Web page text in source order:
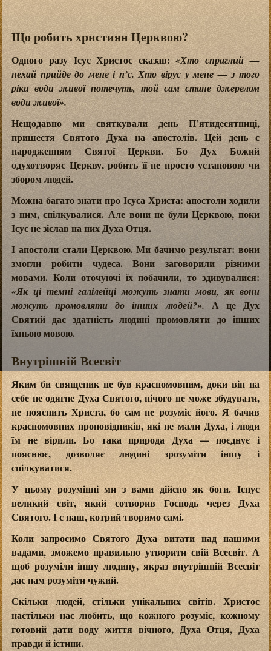
Що робить християн Церквою?
Одного разу Ісус Христос сказав:«Хто спраглий —
нехай прийде до мене і п’є. Хто вірує у мене — з того
ріки води живої потечуть, той сам стане джерелом
води живої».
Нещодавно ми святкували день П’ятидесятниці,
пришестя Святого Духа на апостолів. Цей день є
народженням Святої Церкви. Бо Дух Божий
одухотворяє Церкву, робить її не просто установою чи
збором людей.
Можна багато знати про Ісуса Христа: апостоли ходили
з ним, спілкувалися. Але вони не були Церквою, поки
Ісус не зіслав на них Духа Отця.
І апостоли стали Церквою. Ми бачимо результат: вони
змогли робити чудеса. Вони заговорили різними
мовами. Коли оточуючі їх побачили, то здивувалися:
«Як ці темні галілейці можуть знати мови, як вони
можуть промовляти до інших людей?». А це Дух
Святий дає здатність людині промовляти до інших
їхньою мовою.
Внутрішній Всесвіт
Яким би священик не був красномовним, доки він на
себе не одягне Духа Святого, нічого не може збудувати,
не пояснить Христа, бо сам не розуміє його. Я бачив
красномовних проповідників, які не мали Духа, і люди
їм не вірили. Бо така природа Духа — поєднує і
пояснює, дозволяє людині зрозуміти іншу і
спілкуватися.
У цьому розумінні ми з вами дійсно як боги. Існує
великий світ, який сотворив Господь через Духа
Святого. І є наш, котрий творимо самі.
Коли запросимо Святого Духа витати над нашими
вадами, зможемо правильно утворити свій Всесвіт. А
щоб розуміли іншу людину, якраз внутрішній Всесвіт
дає нам розуміти чужий.
Скільки людей, стільки унікальних світів. Христос
настільки нас любить, що кожного розуміє, кожному
готовий дати воду життя вічного, Духа Отця, Духа
правди й істини.